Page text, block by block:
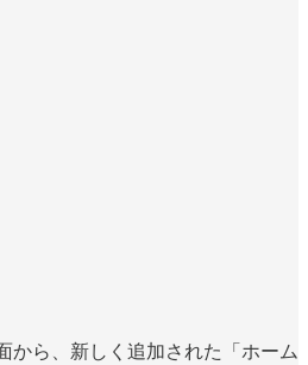
から、新しく追加された「ホーム